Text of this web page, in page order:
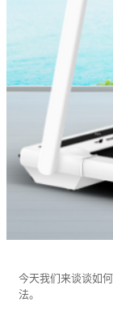
今天我们来谈谈如
法。